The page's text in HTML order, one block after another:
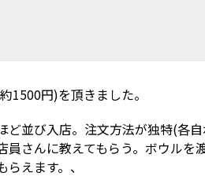
1500円)を頂きました。
並び入店。注文方法が独特(各
さんに教えてもらう。ボウル
えます。、